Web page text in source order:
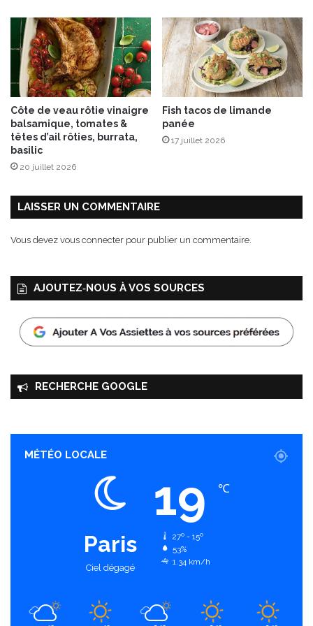
Côte de veau rôtie vinaigre
balsamique, tomates &
têtes d’ail rôties, burrata,
basilic
20 juillet 2026
Fish tacos de limande
panée
17 juillet 2026
LAISSER UN COMMENTAIRE
Vous devez vous connecter pour publier un commentaire.
AJOUTEZ‑NOUS À VOS SOURCES
RECHERCHE GOOGLE
MÉTÉO LOCALE
Paris
Ciel dégagé
19 ℃
27º - 15º
53%
1.34 km/h